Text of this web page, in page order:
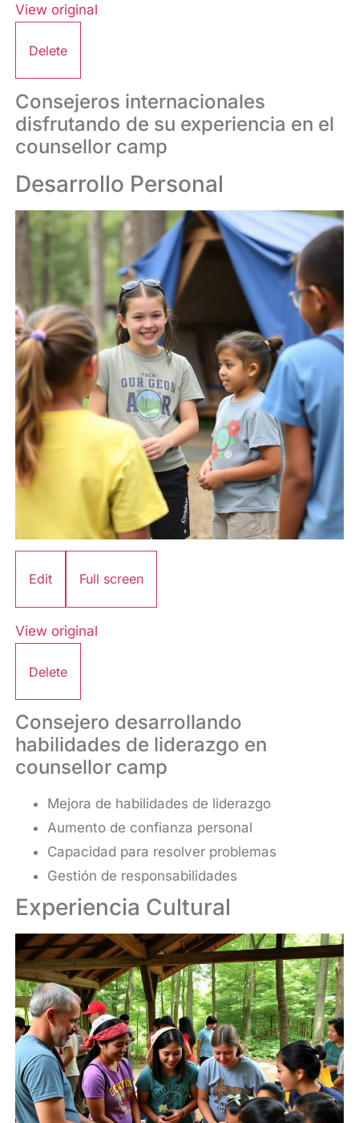
View original
Delete
Consejeros internacionales
disfrutando de su experiencia en el
counsellor camp
Desarrollo Personal
Edit Full screen
View original
Delete
Consejero desarrollando
habilidades de liderazgo en
counsellor camp
Mejora de habilidades de liderazgo
Aumento de confianza personal
Capacidad para resolver problemas
Gestión de responsabilidades
Experiencia Cultural